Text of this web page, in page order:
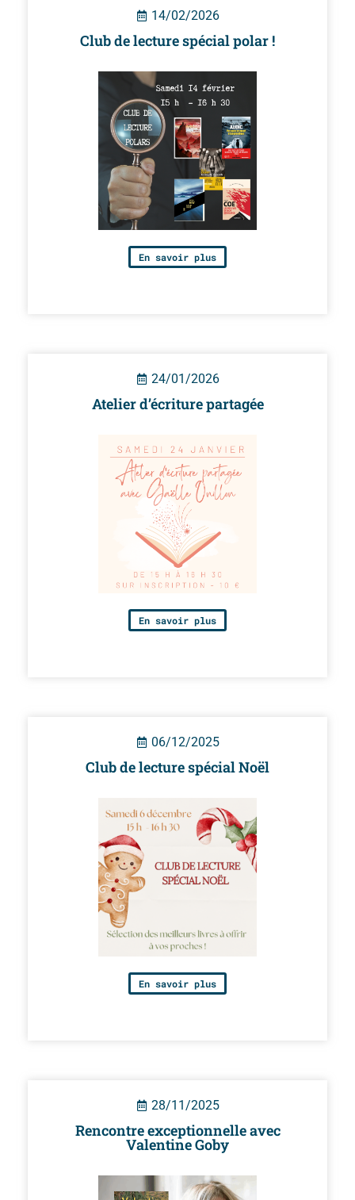
14/02/2026
Club de lecture spécial polar !
En savoir plus
24/01/2026
Atelier d’écriture partagée
En savoir plus
06/12/2025
Club de lecture spécial Noël
En savoir plus
28/11/2025
Rencontre exceptionnelle avec
Valentine Goby